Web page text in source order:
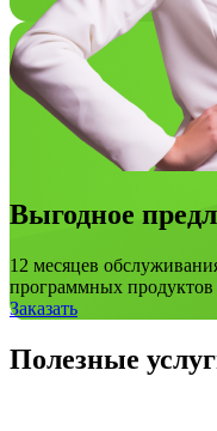
Выгодное
12 месяцев
программных
Заказать
Полезные